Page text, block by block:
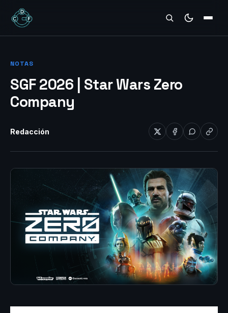
REVIEWS
NOTAS
SGF 2026 | Star Wars Zero
Company
Redacción